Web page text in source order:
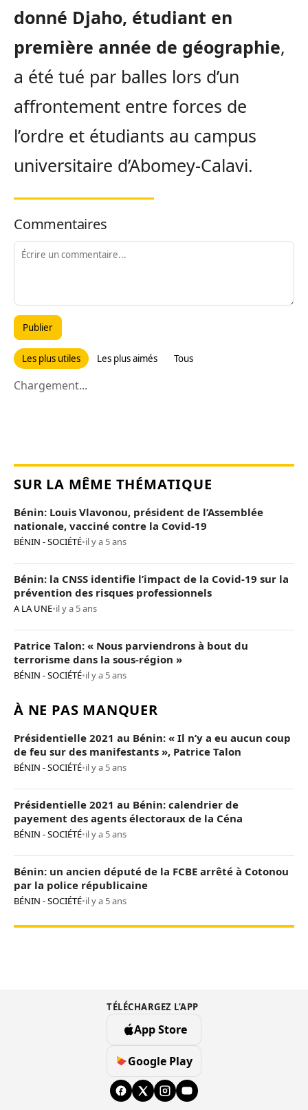
donné Djaho, étudiant en
première année de géographie,
a été tué par balles lors d’un
affrontement entre forces de
l’ordre et étudiants au campus
universitaire d’Abomey-Calavi.
Commentaires
Publier
Les plus utiles Les plus aimés Tous
Chargement...
SUR LA MÊME THÉMATIQUE
Bénin: Louis Vlavonou, président de l’Assemblée
nationale, vacciné contre la Covid-19
BÉNIN - SOCIÉTÉ•il y a 5 ans
Bénin: la CNSS identifie l’impact de la Covid-19 sur la
prévention des risques professionnels
A LA UNE•il y a 5 ans
Patrice Talon: « Nous parviendrons à bout du
terrorisme dans la sous-région »
BÉNIN - SOCIÉTÉ•il y a 5 ans
À NE PAS MANQUER
Présidentielle 2021 au Bénin: « Il n’y a eu aucun coup
de feu sur des manifestants », Patrice Talon
BÉNIN - SOCIÉTÉ•il y a 5 ans
Présidentielle 2021 au Bénin: calendrier de
payement des agents électoraux de la Céna
BÉNIN - SOCIÉTÉ•il y a 5 ans
Bénin: un ancien député de la FCBE arrêté à Cotonou
par la police républicaine
BÉNIN - SOCIÉTÉ•il y a 5 ans
TÉLÉCHARGEZ L’APP
App Store
Google Play